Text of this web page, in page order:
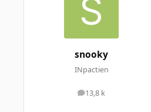
snooky
INpactien
13,8 k
messages